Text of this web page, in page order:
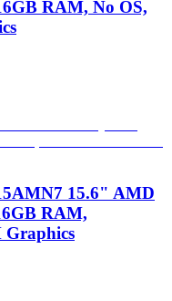
RAM, No OS,
15.6" AMD
RAM,
Graphics